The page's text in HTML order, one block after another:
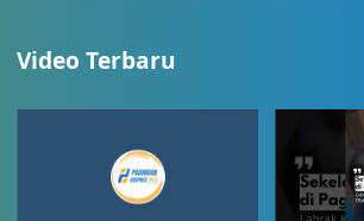
Video Terbaru